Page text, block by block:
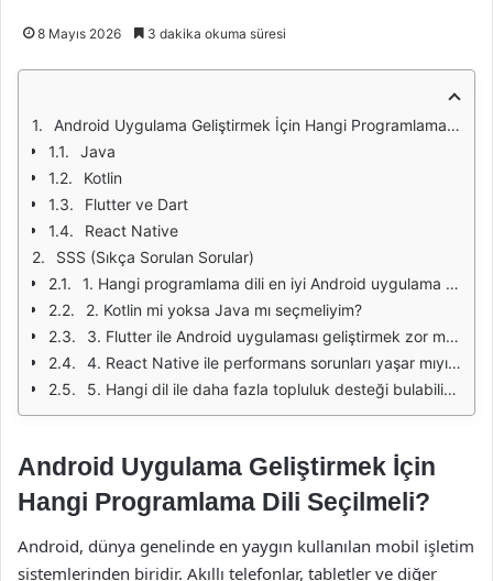
8 Mayıs 2026 3 dakika okuma süresi
Android Uygulama Geliştirmek İçin Hangi Programlama Dili Seçilmeli?
Java
Kotlin
Flutter ve Dart
React Native
SSS (Sıkça Sorulan Sorular)
1. Hangi programlama dili en iyi Android uygulama geliştirme için?
2. Kotlin mi yoksa Java mı seçmeliyim?
3. Flutter ile Android uygulaması geliştirmek zor mu?
4. React Native ile performans sorunları yaşar mıyım?
5. Hangi dil ile daha fazla topluluk desteği bulabilirim?
Android Uygulama Geliştirmek İçin
Hangi Programlama Dili Seçilmeli?
Android, dünya genelinde en yaygın kullanılan mobil işletim
sistemlerinden biridir. Akıllı telefonlar, tabletler ve diğer